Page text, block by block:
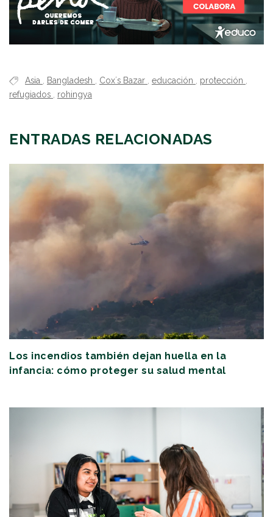
Asia Bangladesh Cox´s Bazar educación protección
refugiados
rohingya
ENTRADAS RELACIONADAS
Los incendios también dejan huella en la
infancia: cómo proteger su salud mental